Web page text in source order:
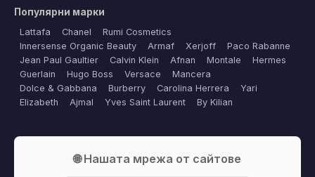
Популярни марки
Lattafa Chanel
Rumi Cosmetics
Innersense Organic Beauty
Armaf Xerjoff
Paco Rabanne
Jean Paul Gaultier
Calvin Klein Afnan Montale
Hermes
Guerlain
Hugo Boss Versace
Mancera
Dolce & Gabbana
Burberry Carolina Herrera
Yari
Elizabeth
Ajmal Yves Saint Laurent By Kilian
🌐 Нашата мрежа от сайтове